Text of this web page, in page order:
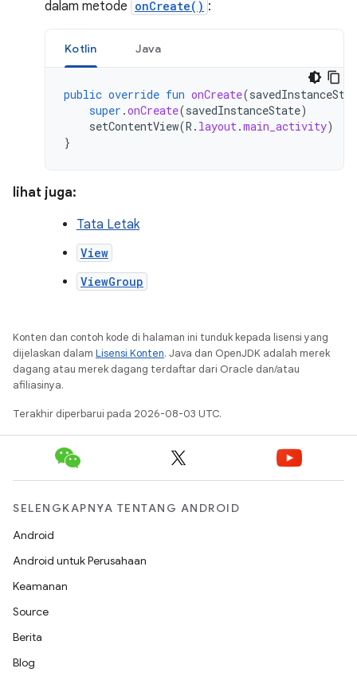
dalam metode onCreate() :
Kotlin Java
public override fun onCreate(
super .onCreate(savedInstanceState)
setContentView(R . layout.main_activity)
}
lihat juga:
Tata Letak
View
ViewGroup
Konten dan contoh kode di halaman ini tunduk kepada lisensi yang
dijelaskan dalam Lisensi Konten. Java dan OpenJDK adalah merek
dagang atau merek dagang terdaftar dari Oracle dan/atau
afiliasinya.
Terakhir diperbarui pada 2026-08-03 UTC.
SELENGKAPNYA TENTANG ANDROID
Android
Android untuk Perusahaan
Keamanan
Source
Berita
Blog